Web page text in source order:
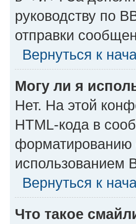
руководству по
отправки
Вернуться к
Могу ли я
Нет. На этой
HTML-кода в
форматированию
использованием
Вернуться к
Что такое